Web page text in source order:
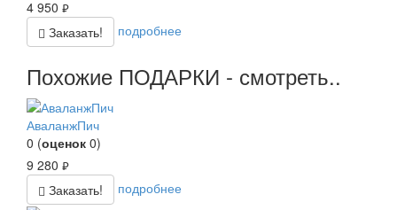
4 950 руб.
Заказать! подробнее
Похожие ПОДАРКИ - смотреть..
АваланжПич
0 (оценок 0)
9 280 руб.
Заказать! подробнее